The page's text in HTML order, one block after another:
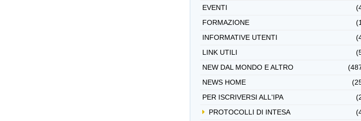
EVENTI
FORMAZIONE
INFORMATIVE UTENTI
LINK UTILI
NEW DAL MONDO E ALTRO
NEWS HOME
PER ISCRIVERSI ALL'IPA
PROTOCOLLI DI INTESA